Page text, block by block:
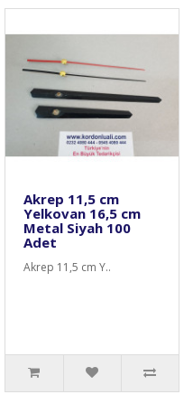
Akrep 11,5 cm
Yelkovan 16,5 cm
Metal Siyah 100
Adet
Akrep 11,5 cm Y..